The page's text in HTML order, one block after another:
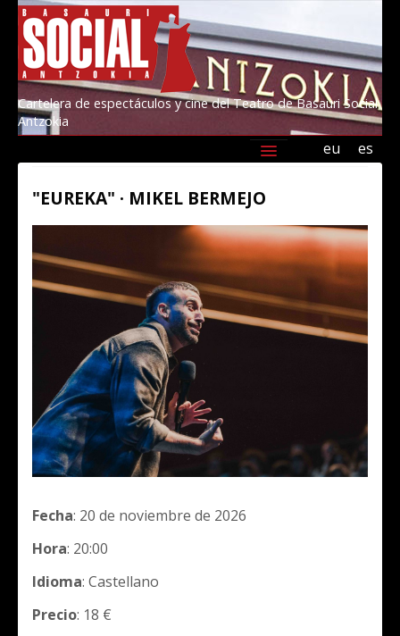
Cartelera de espectáculos y cine del Teatro de Basauri Social
Antzokia
es
eu
Kultur Basauri
"EUREKA" · MIKEL BERMEJO
Fecha: 20 de noviembre de 2026
Hora: 20:00
Idioma: Castellano
Precio: 18 €